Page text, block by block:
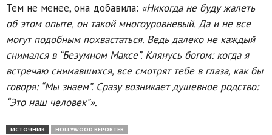
Тем не менее, она добавила: «Никогда не буду жалеть
об этом опыте, он такой многоуровневый. Да и не все
могут подобным похвастаться. Ведь далеко не каждый
снимался в “Безумном Максе”. Клянусь богом: когда я
встречаю снимавшихся, все смотрят тебе в глаза, как бы
говоря: “Мы знаем”. Сразу возникает душевное родство:
“Это наш человек”».
ИСТОЧНИК
HOLLYWOOD REPORTER